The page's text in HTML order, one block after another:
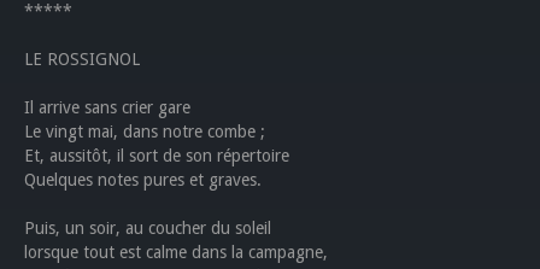
*****
LE ROSSIGNOL
Il arrive sans crier gare
Le vingt mai, dans notre combe ;
Et, aussitôt, il sort de son répertoire
Quelques notes pures et graves.
Puis, un soir, au coucher du soleil
lorsque tout est calme dans la campagne,